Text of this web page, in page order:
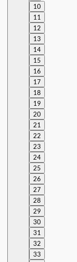
10
11
12
13
14
15
16
17
18
19
20
21
22
23
24
25
26
27
28
29
30
31
32
33